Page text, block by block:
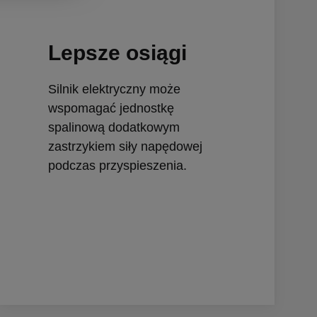
Lepsze osiągi
Silnik elektryczny może
wspomagać jednostkę
spalinową dodatkowym
zastrzykiem siły napędowej
podczas przyspieszenia.